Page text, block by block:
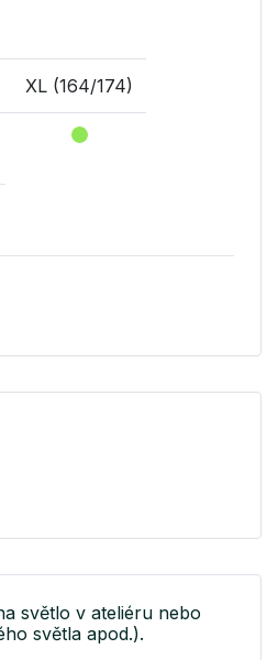
XL (164/174)
světlo v ateliéru nebo
světla apod.).